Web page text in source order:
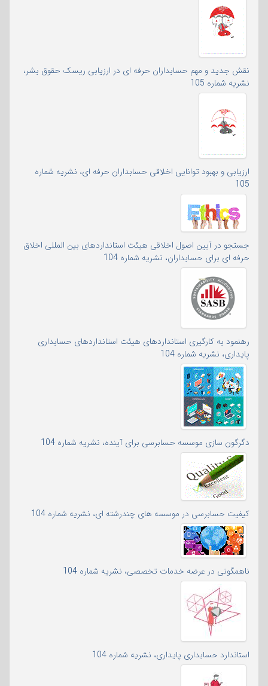
نقش جدید و مهم حسابداران حرفه ای در ارزیابی ریسک حقوق بشر،
نشریه شماره 105
ارزیابی و بهبود توانایی اخلاقی حسابداران حرفه ای، نشریه شماره
105
جستجو در آیین اصول اخلاقی هیئت استانداردهای بین المللی اخلاق
حرفه ای برای حسابداران، نشریه شماره 104
رهنمود به کارگیری استانداردهای هیئت استانداردهای حسابداری
پایداری، نشریه شماره 104
دگرگون سازی موسسه حسابرسی برای آینده، نشریه شماره 104
کیفیت حسابرسی در موسسه های چندرشته ای، نشریه شماره 104
ناهمگونی در عرضه خدمات تخصصی، نشریه شماره 104
استاندارد حسابداری پایداری، نشریه شماره 104